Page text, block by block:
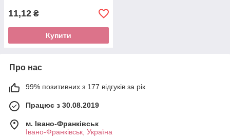
11,12 ₴
Купити
Про нас
99% позитивних з 177 відгуків за рік
Працює з 30.08.2019
м. Івано-Франківськ
Івано-Франківськ, Україна